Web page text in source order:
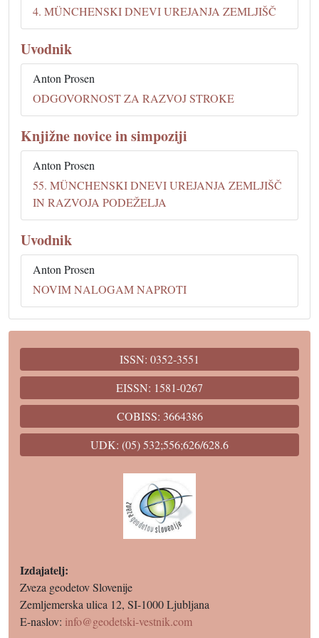
4. MÜNCHENSKI DNEVI UREJANJA ZEMLJIŠČ
Uvodnik
Anton Prosen
ODGOVORNOST ZA RAZVOJ STROKE
Knjižne novice in simpoziji
Anton Prosen
55. MÜNCHENSKI DNEVI UREJANJA ZEMLJIŠČ
IN RAZVOJA PODEŽELJA
Uvodnik
Anton Prosen
NOVIM NALOGAM NAPROTI
ISSN: 0352-3551
EISSN: 1581-0267
COBISS: 3664386
UDK: (05) 532;556;626/628.6
Izdajatelj:
Zveza geodetov Slovenije
Zemljemerska ulica 12, SI-1000 Ljubljana
E-naslov: info@geodetski-vestnik.com